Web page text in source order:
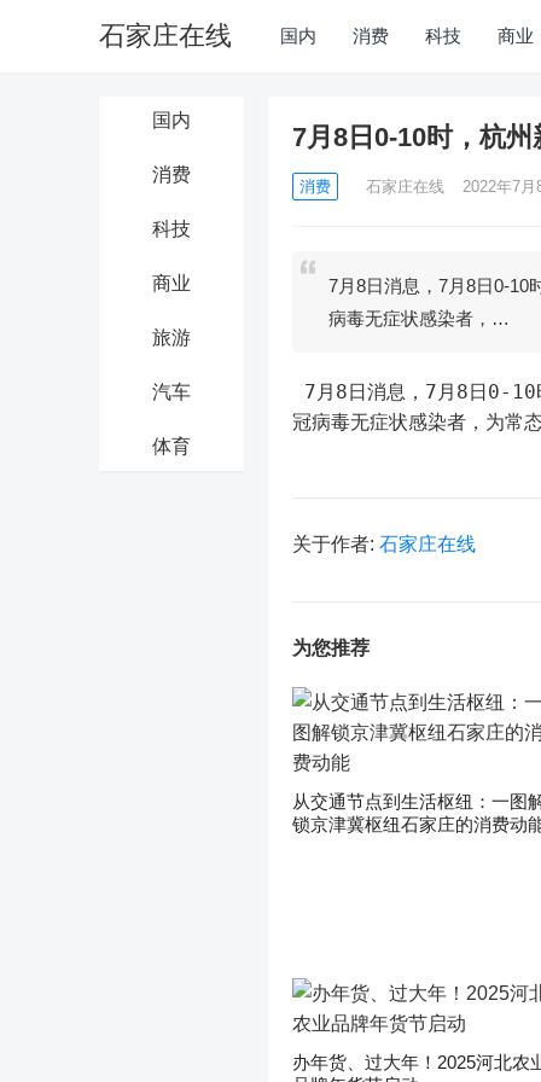
石家庄在线 国内 消费 科技 商业
国内
消费
科技
商业
旅游
汽车
体育
7月8日0-10时，杭
消费 石家庄在线 2022年7月
7月8日消息，7月8日0-10
病毒无症状感染者，…
冠病毒无症状感染者，为常
关于作者: 石家庄在线
为您推荐
从交通节点到生活枢纽：一图
锁京津冀枢纽石家庄的消费动
办年货、过大年！2025河北农